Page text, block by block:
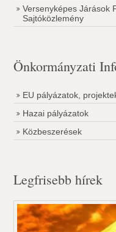
Versenyképes Járások
Sajtóközlemény
Önkormányzati
EU pályázatok,
Hazai pályázatok
Közbeszerések
Legfrisebb hírek